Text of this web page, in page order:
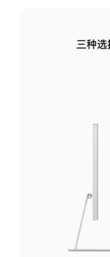
三种选